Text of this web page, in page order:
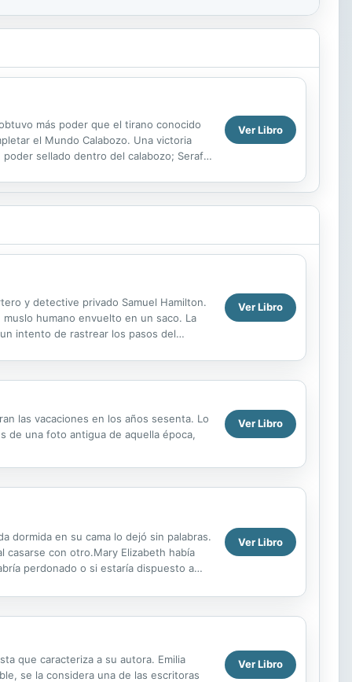
más poder que el tirano conocido
el Mundo Calabozo. Una victoria
sellado dentro del calabozo; Serafín
Ver Libro
y detective privado Samuel Hamilton.
humano envuelto en un saco. La
intento de rastrear los pasos del
Ver Libro
las vacaciones en los años sesenta. Lo
de una foto antigua de aquella época,
Ver Libro
dormida en su cama lo dejó sin palabras.
casarse con otro.Mary Elizabeth había
perdonado o si estaría dispuesto a
Ver Libro
que caracteriza a su autora. Emilia
se la considera una de las escritoras
Ver Libro